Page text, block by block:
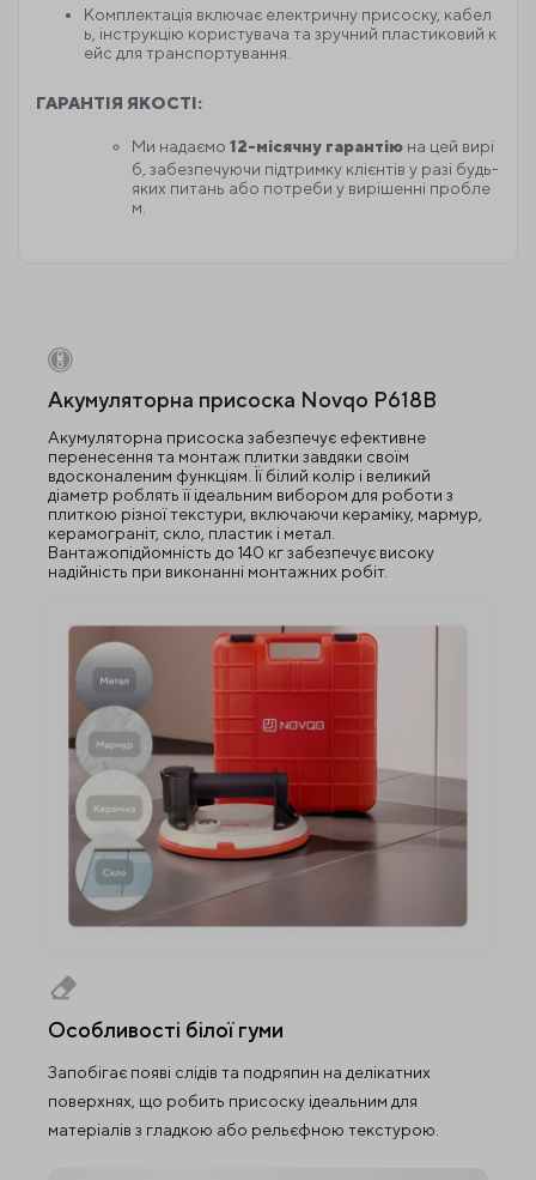
Комплектація включає електричну присоску, кабел
ь, інструкцію користувача та зручний пластиковий к
ейс для транспортування.
ГАРАНТІЯ ЯКОСТІ:
Ми надаємо 12-місячну гарантію на цей вирі
б, забезпечуючи підтримку клієнтів у разі будь-
яких питань або потреби у вирішенні пробле
м.
Акумуляторна присоска Novqo P618B
Акумуляторна присоска забезпечує ефективне
перенесення та монтаж плитки завдяки своїм
вдосконаленим функціям. Її білий колір і великий
діаметр роблять її ідеальним вибором для роботи з
плиткою різної текстури, включаючи кераміку, мармур,
керамограніт, скло, пластик і метал.
Вантажопідйомність до 140 кг забезпечує високу
надійність при виконанні монтажних робіт.
Особливості білої гуми
Запобігає появі слідів та подряпин на делікатних
поверхнях, що робить присоску ідеальним для
матеріалів з гладкою або рельєфною текстурою.